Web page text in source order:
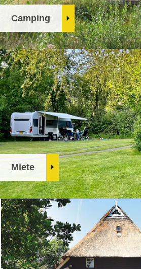
Camping
Miete